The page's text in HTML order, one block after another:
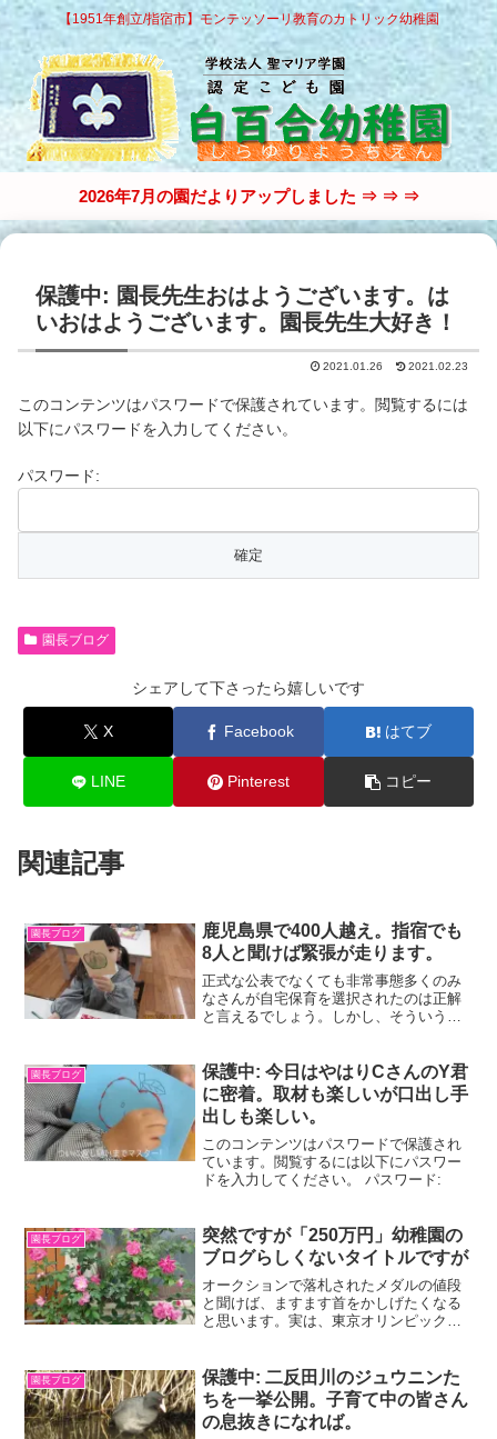
【1951年創立/指宿市】モンテッソーリ教育のカトリック幼稚園
2026年7月の園だよりアップしました ⇒ ⇒ ⇒
保護中: 園長先生おはようございます。は
いおはようございます。園長先生大好き！
2021.01.26 2021.02.23
このコンテンツはパスワードで保護されています。閲覧するには
以下にパスワードを入力してください。
パスワード:
園長ブログ
シェアして下さったら嬉しいです
X Facebook はてブ
LINE Pinterest コピー
関連記事
園長ブログ
鹿児島県で400人越え。指宿でも
8人と聞けば緊張が走ります。
正式な公表でなくても非常事態多くのみ
なさんが自宅保育を選択されたのは正解
と言えるでしょう。しかし、そういうわ
ですね。早い終息こそがカギなんです
が。それでも、さくらのおと...
園長ブログ
保護中: 今日はやはりCさんのY君
に密着。取材も楽しいが口出し手
出しも楽しい。
このコンテンツはパスワードで保護され
ています。閲覧するには以下にパスワー
ドを入力してください。 パスワード:
園長ブログ
突然ですが「250万円」幼稚園の
ブログらしくないタイトルですが
オークションで落札されたメダルの値段
と聞けば、ますます首をかしげたくなる
と思います。実は、東京オリンピックで
の一心で決断したのだそうです。これだ
けでも、ウクライナの人々...
園長ブログ
保護中: 二反田川のジュウニンた
ちを一挙公開。子育て中の皆さん
の息抜きになれば。